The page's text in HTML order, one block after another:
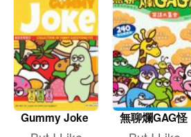
Gummy Joke 無聊爛GAG怪